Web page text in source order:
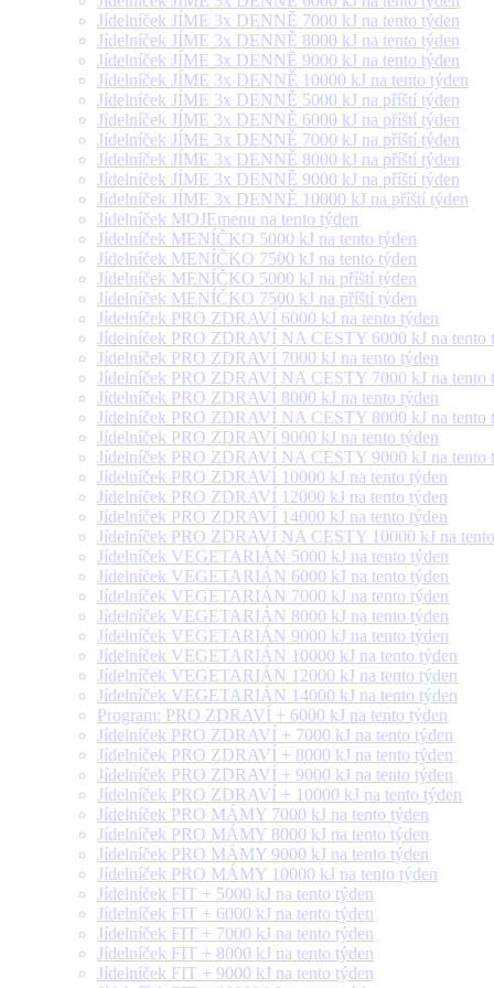
Jídelníček JÍME 3x DENNĚ 7000 kJ na tento týden
Jídelníček JÍME 3x DENNĚ 8000 kJ na tento týden
Jídelníček JÍME 3x DENNĚ 9000 kJ na tento týden
Jídelníček JÍME 3x DENNĚ 10000 kJ na tento týden
Jídelníček JÍME 3x DENNĚ 5000 kJ na příští týden
Jídelníček JÍME 3x DENNĚ 6000 kJ na příští týden
Jídelníček JÍME 3x DENNĚ 7000 kJ na příští týden
Jídelníček JÍME 3x DENNĚ 8000 kJ na příští týden
Jídelníček JÍME 3x DENNĚ 9000 kJ na příští týden
Jídelníček JÍME 3x DENNĚ 10000 kJ na příští týden
Jídelníček MOJEmenu na tento týden
Jídelníček MENÍČKO 5000 kJ na tento týden
Jídelníček MENÍČKO 7500 kJ na tento týden
Jídelníček MENÍČKO 5000 kJ na příští týden
Jídelníček MENÍČKO 7500 kJ na příští týden
Jídelníček PRO ZDRAVÍ 6000 kJ na tento týden
Jídelníček PRO ZDRAVÍ NA CESTY 6000 kJ na tento
Jídelníček PRO ZDRAVÍ 7000 kJ na tento týden
Jídelníček PRO ZDRAVÍ NA CESTY 7000 kJ na tento
Jídelníček PRO ZDRAVÍ 8000 kJ na tento týden
Jídelníček PRO ZDRAVÍ NA CESTY 8000 kJ na tento
Jídelníček PRO ZDRAVÍ 9000 kJ na tento týden
Jídelníček PRO ZDRAVÍ NA CESTY 9000 kJ na tento
Jídelníček PRO ZDRAVÍ 10000 kJ na tento týden
Jídelníček PRO ZDRAVÍ 12000 kJ na tento týden
Jídelníček PRO ZDRAVÍ 14000 kJ na tento týden
Jídelníček PRO ZDRAVÍ NA CESTY 10000 kJ na
Jídelníček VEGETARIÁN 5000 kJ na tento týden
Jídelníček VEGETARIÁN 6000 kJ na tento týden
Jídelníček VEGETARIÁN 7000 kJ na tento týden
Jídelníček VEGETARIÁN 8000 kJ na tento týden
Jídelníček VEGETARIÁN 9000 kJ na tento týden
Jídelníček VEGETARIÁN 10000 kJ na tento týden
Jídelníček VEGETARIÁN 12000 kJ na tento týden
Jídelníček VEGETARIÁN 14000 kJ na tento týden
Program: PRO ZDRAVÍ + 6000 kJ na tento týden
Jídelníček PRO ZDRAVÍ + 7000 kJ na tento týden
Jídelníček PRO ZDRAVÍ + 8000 kJ na tento týden
Jídelníček PRO ZDRAVÍ + 9000 kJ na tento týden
Jídelníček PRO ZDRAVÍ + 10000 kJ na tento týden
Jídelníček PRO MÁMY 7000 kJ na tento týden
Jídelníček PRO MÁMY 8000 kJ na tento týden
Jídelníček PRO MÁMY 9000 kJ na tento týden
Jídelníček PRO MÁMY 10000 kJ na tento týden
Jídelníček FIT + 5000 kJ na tento týden
Jídelníček FIT + 6000 kJ na tento týden
Jídelníček FIT + 7000 kJ na tento týden
Jídelníček FIT + 8000 kJ na tento týden
Jídelníček FIT + 9000 kJ na tento týden